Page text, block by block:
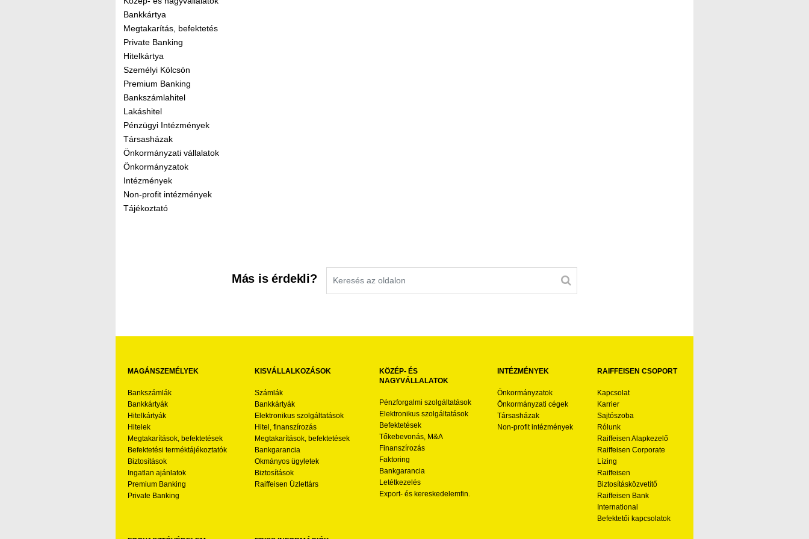
Bankkártya
Megtakarítás, befektetés
Private Banking
Hitelkártya
Személyi Kölcsön
Premium Banking
Bankszámlahitel
Lakáshitel
Pénzügyi Intézmények
Társasházak
Önkormányzati vállalatok
Önkormányzatok
Intézmények
Non-profit intézmények
Tájékoztató
Más is érdekli?
MAGÁNSZEMÉLYEK
Bankszámlák
Bankkártyák
Hitelkártyák
Hitelek
Megtakarítások, befektetések
Befektetési terméktájékoztatók
Biztosítások
Ingatlan ajánlatok
Premium Banking
Private Banking
KISVÁLLALKOZÁSOK
Számlák
Bankkártyák
Elektronikus szolgáltatások
Hitel, finanszírozás
Megtakarítások, befektetések
Bankgarancia
Okmányos ügyletek
Biztosítások
Raiffeisen Üzlettárs
KÖZÉP- ÉS
NAGYVÁLLALATOK
Pénzforgalmi szolgáltatások
Elektronikus szolgáltatások
Befektetések
Tőkebevonás, M&A
Finanszírozás
Faktoring
Bankgarancia
Letétkezelés
Export- és kereskedelemfin.
INTÉZMÉNYEK
Önkormányzatok
Önkormányzati cégek
Társasházak
Non-profit intézmények
RAIFFEISEN CSOPORT
Kapcsolat
Karrier
Sajtószoba
Rólunk
Raiffeisen Alapkezelő
Raiffeisen Corporate
Lízing
Raiffeisen
Biztosításközvetítő
Raiffeisen Bank
International
Befektetői kapcsolatok